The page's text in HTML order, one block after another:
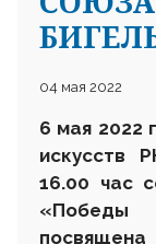
04 мая 2022
6 мая 2022
искусств
16.00 час
«Победы